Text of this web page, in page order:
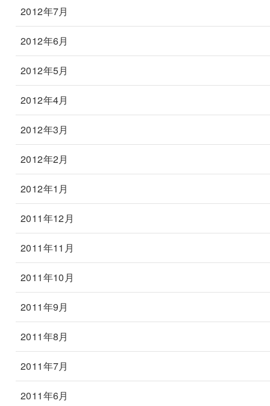
2012年7月
2012年6月
2012年5月
2012年4月
2012年3月
2012年2月
2012年1月
2011年12月
2011年11月
2011年10月
2011年9月
2011年8月
2011年7月
2011年6月